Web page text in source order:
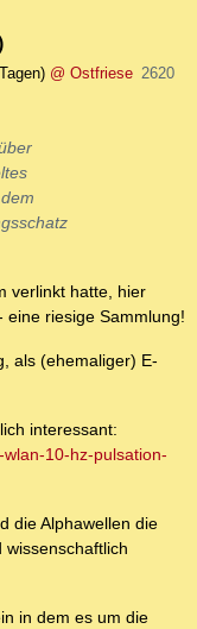
@ Ostfriese 2620
verlinkt hatte, hier
eine riesige Sammlung!
als (ehemaliger) E-
interessant:
10-hz-pulsation-
die Alphawellen die
in dem es um die